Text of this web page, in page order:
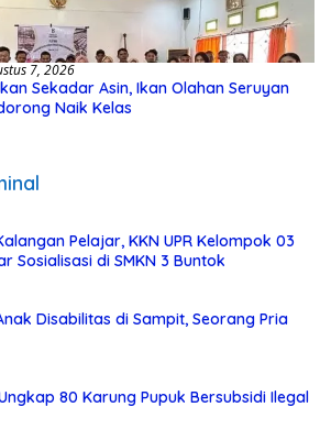
7, 2026
Sekadar Asin, Ikan Olahan Seruyan
Naik Kelas
Pelajar, KKN UPR Kelompok 03
Sosialisasi di SMKN 3 Buntok
Disabilitas di Sampit, Seorang Pria
80 Karung Pupuk Bersubsidi Ilegal